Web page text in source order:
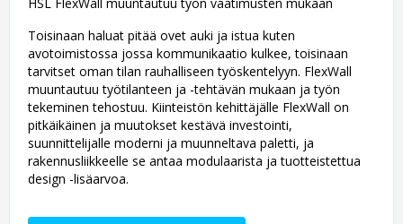
HSL FlexWall muuntautuu työn vaatimusten mukaan
Toisinaan haluat pitää ovet auki ja istua kuten
avotoimistossa jossa kommunikaatio kulkee, toisinaan
tarvitset oman tilan rauhalliseen työskentelyyn. FlexWall
muuntautuu työtilanteen ja -tehtävän mukaan ja työn
tekeminen tehostuu. Kiinteistön kehittäjälle FlexWall on
pitkäikäinen ja muutokset kestävä investointi,
suunnittelijalle moderni ja muunneltava paletti, ja
rakennusliikkeelle se antaa modulaarista ja tuotteistettua
design -lisäarvoa.